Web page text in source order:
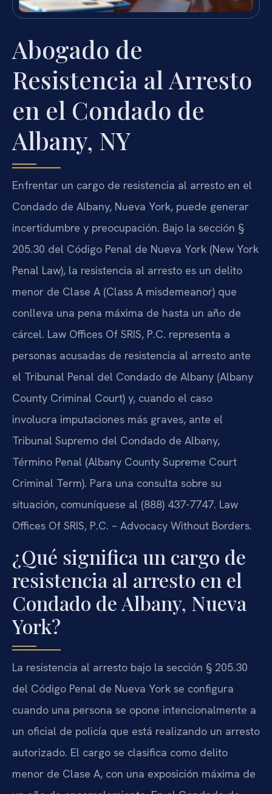
Abogado de
Resistencia al Arresto
en el Condado de
Albany, NY
Enfrentar un cargo de resistencia al arresto en el
Condado de Albany, Nueva York, puede generar
incertidumbre y preocupación. Bajo la sección §
205.30 del Código Penal de Nueva York (New York
Penal Law), la resistencia al arresto es un delito
menor de Clase A (Class A misdemeanor) que
conlleva una pena máxima de hasta un año de
cárcel. Law Offices Of SRIS, P.C. representa a
personas acusadas de resistencia al arresto ante
el Tribunal Penal del Condado de Albany (Albany
County Criminal Court) y, cuando el caso
involucra imputaciones más graves, ante el
Tribunal Supremo del Condado de Albany,
Término Penal (Albany County Supreme Court
Criminal Term). Para una consulta sobre su
situación, comuníquese al (888) 437-7747. Law
Offices Of SRIS, P.C. – Advocacy Without Borders.
¿Qué significa un cargo de
resistencia al arresto en el
Condado de Albany, Nueva
York?
La resistencia al arresto bajo la sección § 205.30
del Código Penal de Nueva York se configura
cuando una persona se opone intencionalmente a
un oficial de policía que está realizando un arresto
autorizado. El cargo se clasifica como delito
menor de Clase A, con una exposición máxima de